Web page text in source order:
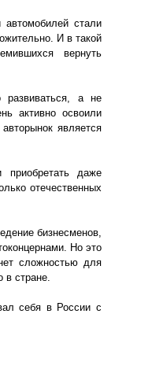
стали
И в такой
вернуть
развиваться, а не
активно освоили
является
приобретать даже
отечественных
бизнесменов,
Но это
сложностью для
в стране.
себя в России с